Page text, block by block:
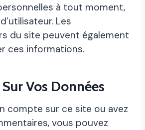
à tout moment,
Les
du site peuvent également
ces informations.
Vos Données
compte sur ce site ou avez
vous pouvez